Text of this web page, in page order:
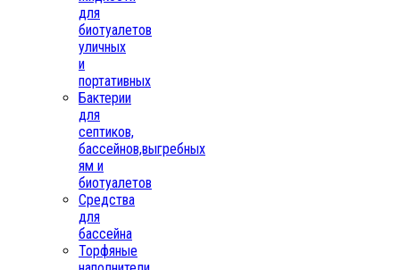
для
биотуалетов
уличных
и
портативных
Бактерии
для
септиков,
бассейнов,выгребных
ям и
биотуалетов
Средства
для
бассейна
Торфяные